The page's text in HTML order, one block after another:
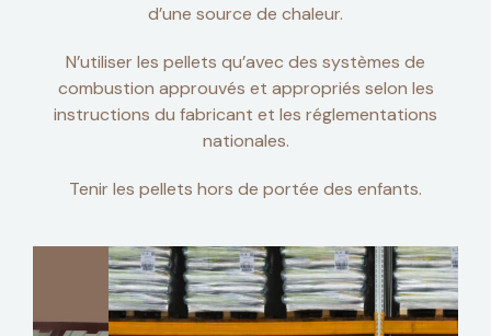
d’une source de chaleur.
N’utiliser les pellets qu’avec des systèmes de
combustion approuvés et appropriés selon les
instructions du fabricant et les réglementations
nationales.
Tenir les pellets hors de portée des enfants.